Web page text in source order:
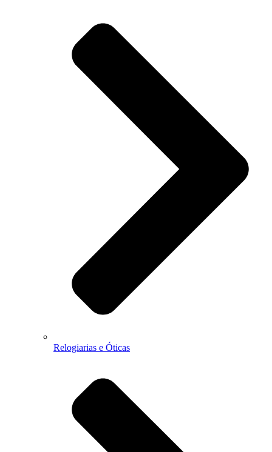
Relogiarias e Óticas